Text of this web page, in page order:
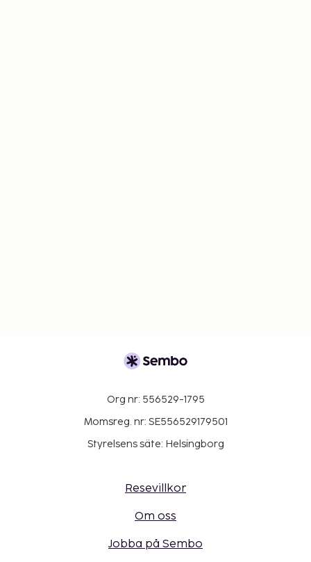
Org nr: 556529-1795
Momsreg. nr: SE556529179501
Styrelsens säte: Helsingborg
Resevillkor
Om oss
Jobba på Sembo